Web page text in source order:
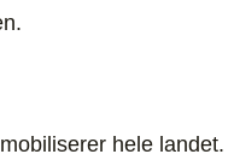
hele landet.